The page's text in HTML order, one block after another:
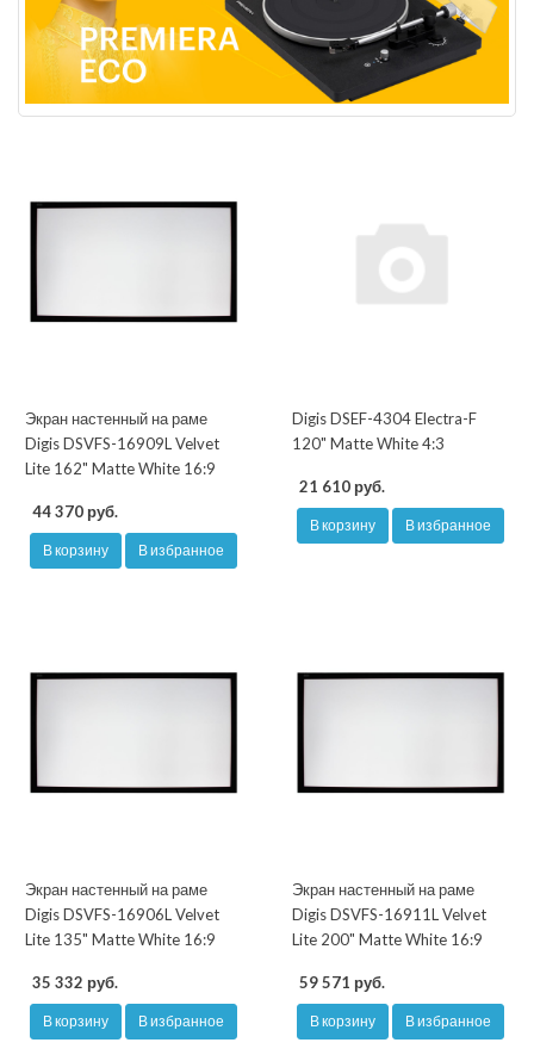
Экран настенный на раме
Digis DSVFS-16909L Velvet
Lite 162" Matte White 16:9
44 370 руб.
В корзину В избранное
Digis DSEF-4304 Electra-F
120" Matte White 4:3
21 610 руб.
В корзину В избранное
Экран настенный на раме
Digis DSVFS-16906L Velvet
Lite 135" Matte White 16:9
35 332 руб.
В корзину В избранное
Экран настенный на раме
Digis DSVFS-16911L Velvet
Lite 200" Matte White 16:9
59 571 руб.
В корзину В избранное